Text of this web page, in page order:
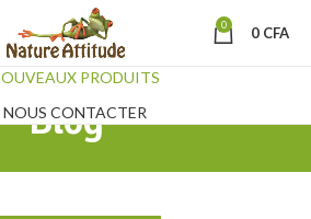
0 0 CFA
PRODUITS
NOUS CONTACTER
Blog